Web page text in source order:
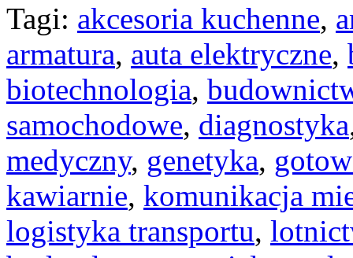
Tagi: akcesoria kuchenne,
armatura, auta elektryczne,
biotechnologia,
samochodowe, diagnostyka
medyczny, genetyka,
kawiarnie, komunikacja
logistyka transportu,